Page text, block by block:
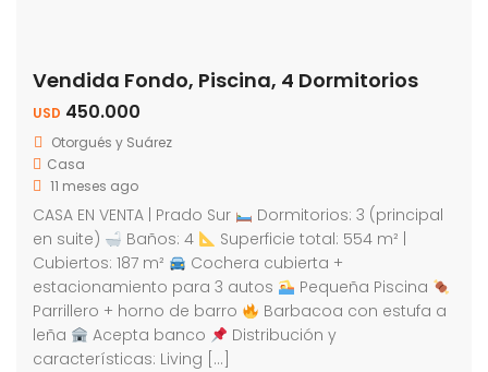
Vendida Fondo, Piscina, 4 Dormitorios
USD 450.000
Otorgués y Suárez
Casa
11 meses ago
CASA EN VENTA | Prado Sur
Dormitorios: 3 (principal
en suite)
Baños: 4
Superficie total: 554 m² |
Cubiertos: 187 m²
Cochera cubierta +
estacionamiento para 3 autos
Pequeña Piscina
Parrillero + horno de barro
Barbacoa con estufa a
leña
Acepta banco
Distribución y
características: Living […]